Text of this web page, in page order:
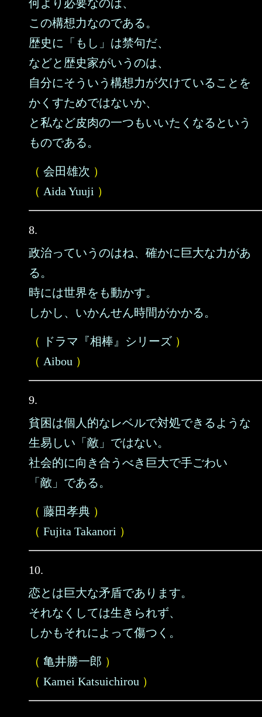
何より必要なのは、
この構想力なのである。
歴史に「もし」は禁句だ、
などと歴史家がいうのは、
自分にそういう構想力が欠けていることを
かくすためではないか、
と私など皮肉の一つもいいたくなるという
ものである。
（ 会田雄次 ）
（ Aida Yuuji ）
8.
政治っていうのはね、確かに巨大な力があ
る。
時には世界をも動かす。
しかし、いかんせん時間がかかる。
（ ドラマ『相棒』シリーズ ）
（ Aibou ）
9.
貧困は個人的なレベルで対処できるような
生易しい「敵」ではない。
社会的に向き合うべき巨大で手ごわい
「敵」である。
（ 藤田孝典 ）
（ Fujita Takanori ）
10.
恋とは巨大な矛盾であります。
それなくしては生きられず、
しかもそれによって傷つく。
（ 亀井勝一郎 ）
（ Kamei Katsuichirou ）